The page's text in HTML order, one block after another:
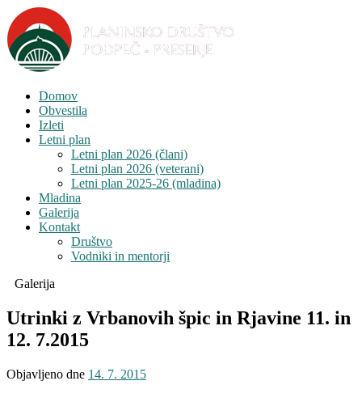
Domov
Obvestila
Izleti
Letni plan
Letni plan 2026 (člani)
Letni plan 2026 (veterani)
Letni plan 2025-26 (mladina)
Mladina
Galerija
Kontakt
Društvo
Vodniki in mentorji
Galerija
Utrinki z Vrbanovih špic in Rjavine 11. in
12. 7.2015
Objavljeno dne 14. 7. 2015